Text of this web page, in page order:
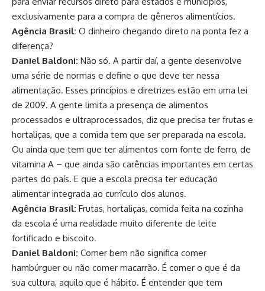
exclusivamente para a compra de gêneros alimentícios.
Agência Brasil: O dinheiro chegando direto na ponta fez a
diferença?
Daniel Baldoni: Não só. A partir daí, a gente desenvolve
uma série de normas e define o que deve ter nessa
alimentação. Esses princípios e diretrizes estão em uma lei
de 2009. A gente limita a presença de alimentos
processados e ultraprocessados, diz que precisa ter frutas e
hortaliças, que a comida tem que ser preparada na escola.
Ou ainda que tem que ter alimentos com fonte de ferro, de
vitamina A – que ainda são carências importantes em certas
partes do país. E que a escola precisa ter educação
alimentar integrada ao currículo dos alunos.
Agência Brasil: Frutas, hortaliças, comida feita na cozinha
da escola é uma realidade muito diferente de leite
fortificado e biscoito.
Daniel Baldoni: Comer bem não significa comer
hambúrguer ou não comer macarrão. É comer o que é da
sua cultura, aquilo que é hábito. É entender que tem